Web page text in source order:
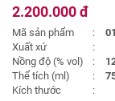
2.200.000 đ
Mã sản phẩm :
Xuất xứ
:
Nồng độ (% vol)
:
Thể tích (ml)
:
Kích thước
: